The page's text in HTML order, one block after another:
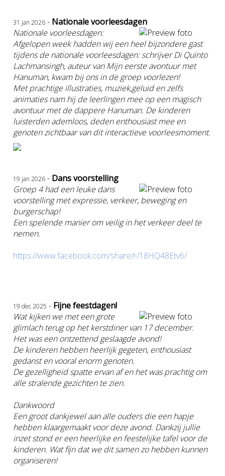
31 jan 2026 - Nationale voorleesdagen
Nationale voorleesdagen:
Afgelopen week hadden wij een heel bijzondere gast
tijdens de nationale voorleesdagen: schrijver Di Quinto
Lachmansingh, auteur van Mijn eerste avontuur met
Hanuman, kwam bij ons in de groep voorlezen!
Met prachtige illustraties, muziek,geluid en zelfs
animaties nam hij de leerlingen mee op een magisch
avontuur met de dappere Hanuman. De kinderen
luisterden ademloos, deden enthousiast mee en
genoten zichtbaar van dit interactieve voorleesmoment.
19 jan 2026 - Dans voorstelling
Groep 4 had een leuke dans
voorstelling met expressie, verkeer, beweging en
burgerschap!
Een spelende manier om veilig in het verkeer deel te
nemen.
https://www.facebook.com/share/r/18HQ48Etv6/
19 dec 2025 - Fijne feestdagen!
Wat kijken we met een grote
glimlach terug op het kerstdiner van 17 december.
Het was een ontzettend geslaagde avond!
De kinderen hebben heerlijk gegeten, enthousiast
gedanst en vooral enorm genoten.
De gezelligheid spatte ervan af en het was prachtig om
alle stralende gezichten te zien.
Dankwoord
Een groot dankjewel aan alle ouders die een hapje
hebben klaargemaakt voor deze avond. Dankzij jullie
inzet stond er een heerlijke en feestelijke tafel voor de
kinderen. Wat fijn dat we dit samen zo hebben kunnen
organiseren!